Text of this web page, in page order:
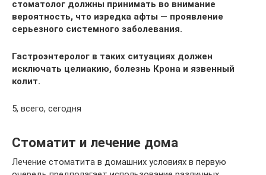
стоматолог должны принимать во внимание
вероятность, что изредка афты — проявление
серьезного системного заболевания.
Гастроэнтеролог в таких ситуациях должен
исключать целиакию, болезнь Крона и язвенный
колит.
5, всего, сегодня
Стоматит и лечение дома
Лечение стоматита в домашних условиях в первую